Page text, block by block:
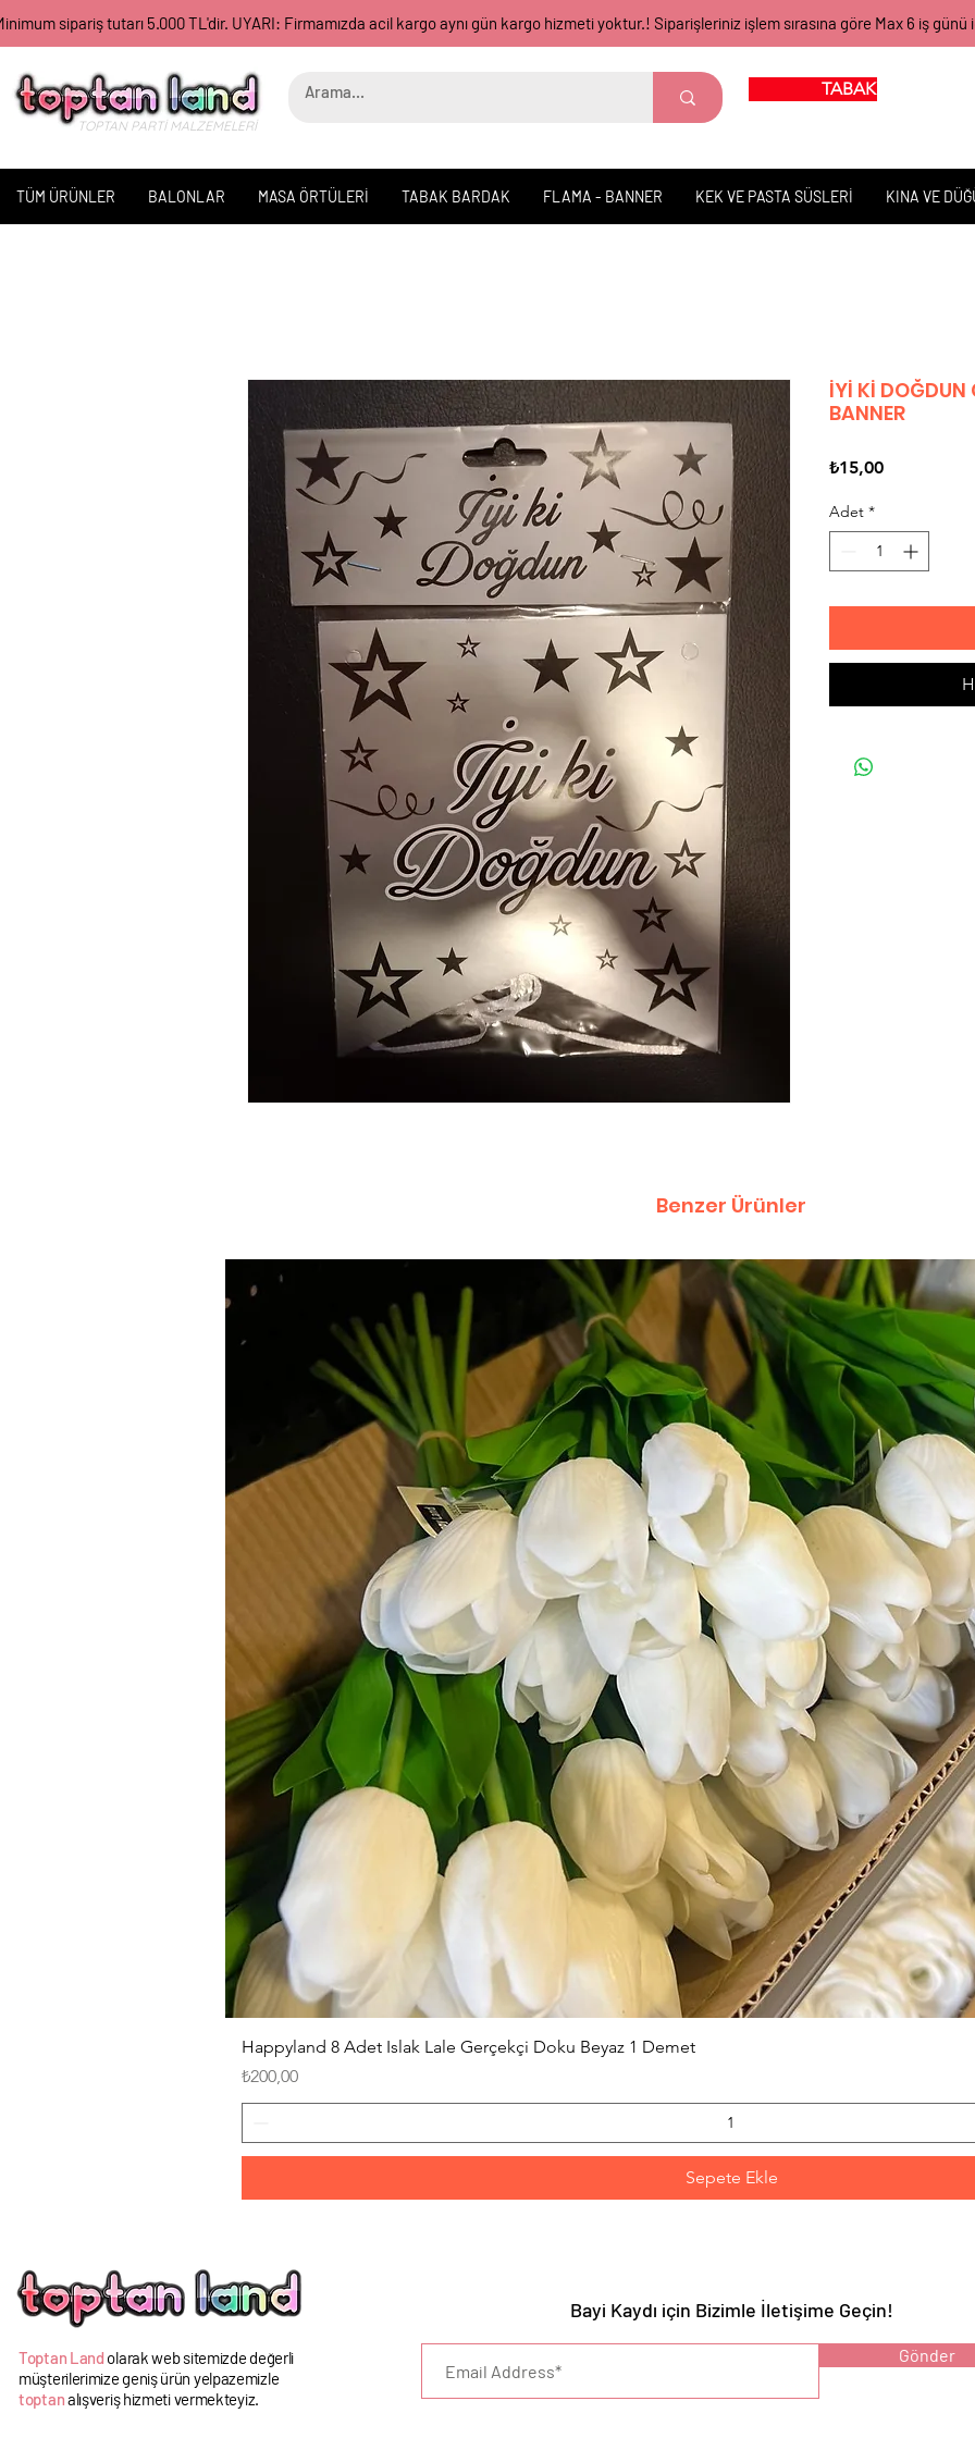
sipariş tutarı 5.000 TL'dir. UYARI: Firmamızda acil kargo aynı gün kargo hizmeti yoktur.! Siparişleriniz işlem sırasına göre Max 6 iş
TOPTAN PARTİ MALZEMELERİ
TABAK BARDAK
TÜM ÜRÜNLER BALONLAR MASA ÖRTÜLERİ TABAK BARDAK FLAMA - BANNER KEK VE PASTA SÜSLERİ KINA VE
İYİ Kİ DOĞDUN
BANNER
₺15,00Fiyat
Adet *
Benzer Ürünler
Happyland 8 Adet Islak Lale Gerçekçi Doku Beyaz 1 Demet
Fiyat
₺200,00
Sepete Ekle
Toptan Land olarak web sitemizde değerli
müşterilerimize geniş ürün yelpazemizle
toptanalışveriş hizmeti vermekteyiz.
UYARI :
Bayi Kaydı için Bizimle İletişime Geçin!
Gönder